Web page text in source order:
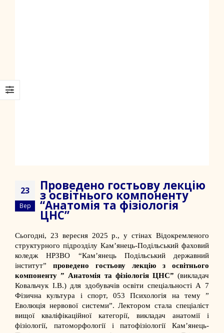
23
Вер
Проведено гостьову лекцію
з освітнього компоненту
“Анатомія та фізіологія
ЦНС”
Сьогодні, 23 вересня 2025 р., у стінах Відокремленого
структурного підрозділу Кам’янець-Подільський фаховий
коледж НРЗВО “Кам’янець Подільський державний
інститут” проведено гостьову лекцію з освітнього
компоненту ” Анатомія та фізіологія ЦНС” (викладач
Ковальчук І.В.) для здобувачів освіти спеціальності А 7
Фізична культура і спорт, 053 Психологія на тему ”
Еволюція нервової системи”. Лектором стала спеціаліст
вищої кваліфікаційної категорії, викладач анатомії і
фізіології, патоморфології і патофізіології Кам’янець-